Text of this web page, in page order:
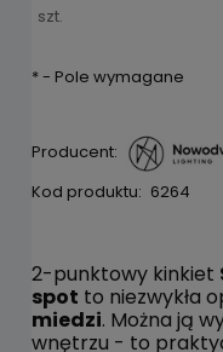
szt.
*- Pole wymagane
Producent:
Kod produktu: 6264
2-punktowy kinkiet
spot to niezwykła
miedzi. Można ją
wnętrzu - to